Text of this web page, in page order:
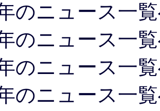
のニュース一
のニュース一
のニュース一
のニュース一